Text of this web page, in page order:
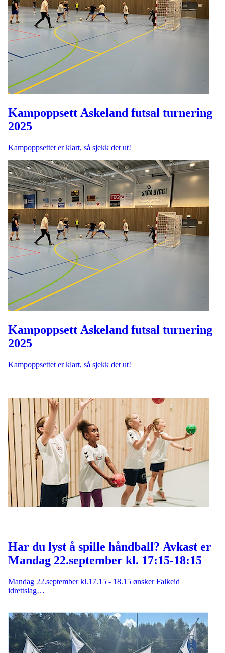
Kampoppsett Askeland futsal turnering
2025
Kampoppsettet er klart, så sjekk det ut!
Kampoppsett Askeland futsal turnering
2025
Kampoppsettet er klart, så sjekk det ut!
Har du lyst å spille håndball? Avkast er
Mandag 22.september kl. 17:15-18:15
Mandag 22.september kl.17.15 - 18.15 ønsker Falkeid
idrettslag…